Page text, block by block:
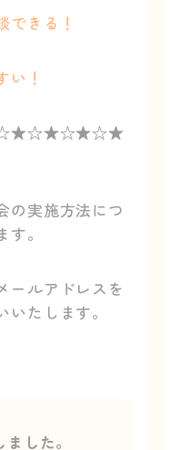
きる！
！
の実施方法につ
。
ールアドレスを
たします。
した。